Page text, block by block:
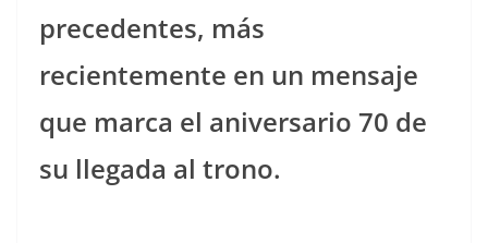
precedentes, más
recientemente en un mensaje
que marca el aniversario 70 de
su llegada al trono.